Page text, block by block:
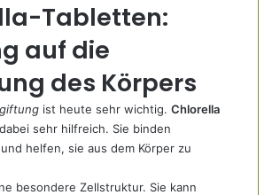
Tabletten:
auf die
des Körpers
ist heute sehr wichtig. Chlorella
sehr hilfreich. Sie binden
helfen, sie aus dem Körper zu
besondere Zellstruktur. Sie kann